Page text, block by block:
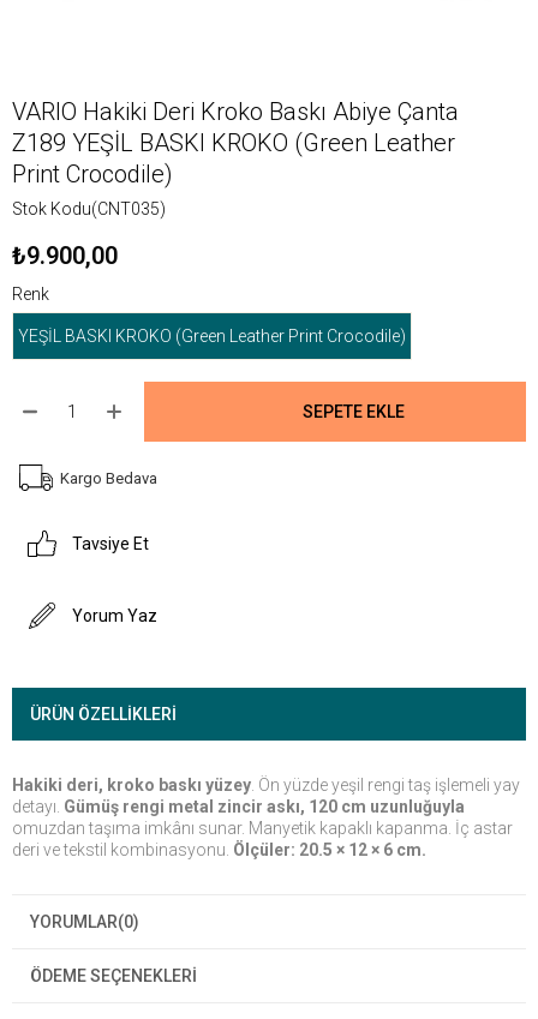
VARIO Hakiki Deri Kroko Baskı Abiye Çanta
Z189 YEŞİL BASKI KROKO (Green Leather
Print Crocodile)
Stok Kodu(CNT035)
₺9.900,00
Renk
YEŞİL BASKI KROKO (Green Leather Print Crocodile)
Kargo Bedava
Tavsiye Et
Yorum Yaz
ÜRÜN ÖZELLIKLERI
Hakiki deri, kroko baskı yüzey . Ön yüzde yeşil rengi taş işlemeli yay
detayı. Gümüş rengi metal zincir askı, 120 cm uzunluğuyla
omuzdan taşıma imkânı sunar. Manyetik kapaklı kapanma. İç astar
deri ve tekstil kombinasyonu. Ölçüler: 20.5 × 12 × 6 cm.
YORUMLAR(0)
ÖDEME SEÇENEKLERI